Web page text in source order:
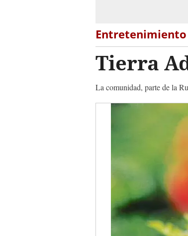
Entretenimiento
Tierra
La comunidad, parte de la